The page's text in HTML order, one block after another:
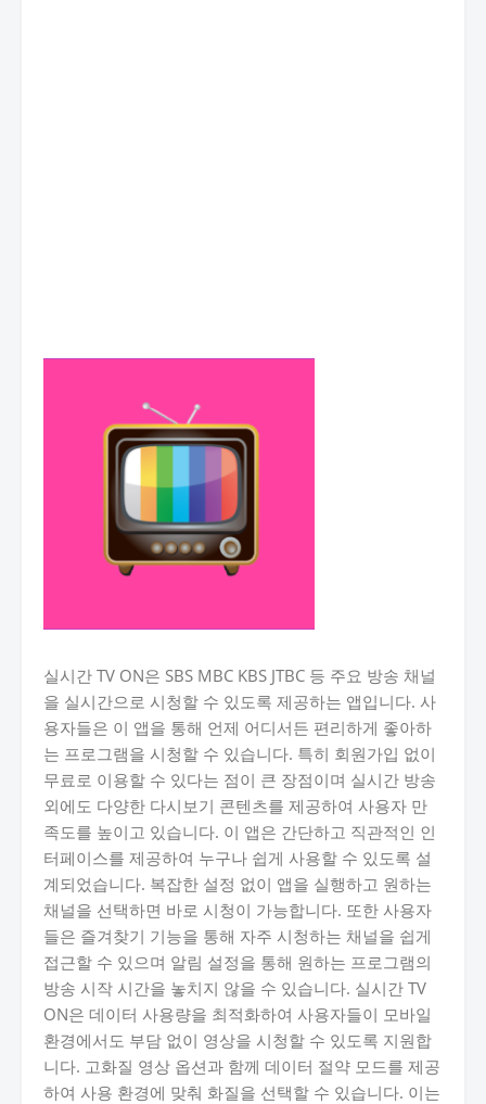
실시간 TV ON은 SBS MBC KBS JTBC 등 주요 방송 채널
을 실시간으로 시청할 수 있도록 제공하는 앱입니다. 사
용자들은 이 앱을 통해 언제 어디서든 편리하게 좋아하
는 프로그램을 시청할 수 있습니다. 특히 회원가입 없이
무료로 이용할 수 있다는 점이 큰 장점이며 실시간 방송
외에도 다양한 다시보기 콘텐츠를 제공하여 사용자 만
족도를 높이고 있습니다. 이 앱은 간단하고 직관적인 인
터페이스를 제공하여 누구나 쉽게 사용할 수 있도록 설
계되었습니다. 복잡한 설정 없이 앱을 실행하고 원하는
채널을 선택하면 바로 시청이 가능합니다. 또한 사용자
들은 즐겨찾기 기능을 통해 자주 시청하는 채널을 쉽게
접근할 수 있으며 알림 설정을 통해 원하는 프로그램의
방송 시작 시간을 놓치지 않을 수 있습니다. 실시간 TV
ON은 데이터 사용량을 최적화하여 사용자들이 모바일
환경에서도 부담 없이 영상을 시청할 수 있도록 지원합
니다. 고화질 영상 옵션과 함께 데이터 절약 모드를 제공
하여 사용 환경에 맞춰 화질을 선택할 수 있습니다. 이는